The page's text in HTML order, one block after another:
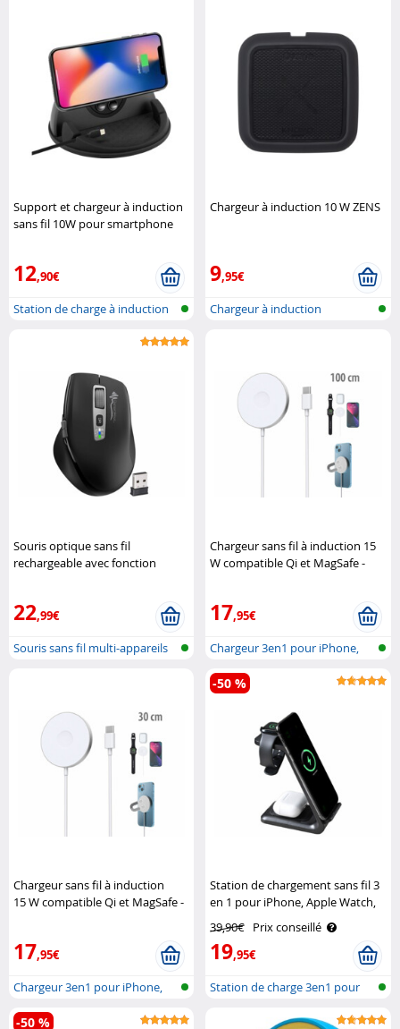
Support et chargeur à induction
sans fil 10W pour smartphone
12,90€
Station de charge à induction
Chargeur à induction 10 W ZENS
9,95€
Chargeur à induction
Souris optique sans fil
rechargeable avec fonction
22,99€
Souris sans fil multi-appareils
Chargeur sans fil à induction 15
W compatible Qi et MagSafe -
17,95€
Chargeur 3en1 pour iPhone,
smartpho..
Chargeur sans fil à induction
15 W compatible Qi et MagSafe -
17,95€
Chargeur 3en1 pour iPhone,
smartpho..
Station de chargement sans fil 3
en 1 pour iPhone, Apple Watch,
AirPods - coloris noir Callstel
39,90€ Prix conseillé
19,95€
-50 %
Station de charge 3en1 pour
-50 %